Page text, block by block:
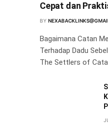
Cepat dan
BY
Bagaimana Catan
Terhadap Dadu
The Settlers of